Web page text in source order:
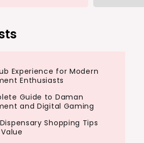
Experience for Modern
Enthusiasts
Guide to Daman
and Digital Gaming
Shopping Tips